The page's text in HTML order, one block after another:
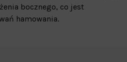
bocznego, co jest
hamowania.